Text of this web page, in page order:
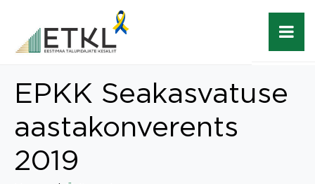
EPKK Seakasvatuse
aastakonverents
2019